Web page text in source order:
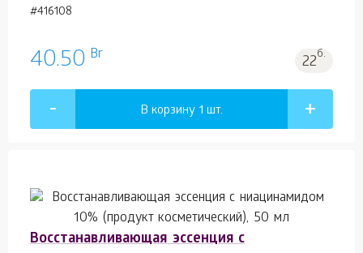
#416108
40.50 Br 22б.
В корзину 1 шт.
Восстанавливающая эссенция с